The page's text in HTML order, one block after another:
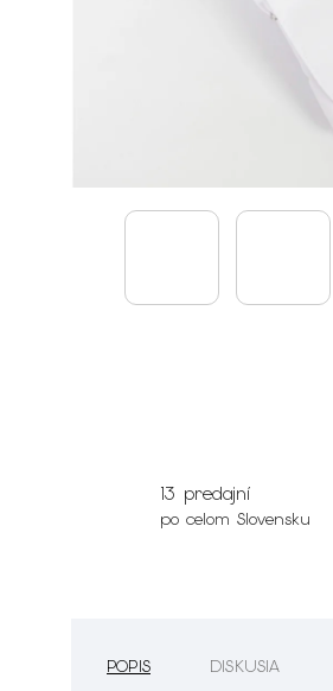
13 predajní
po celom Slovensku
POPIS DISKUSIA